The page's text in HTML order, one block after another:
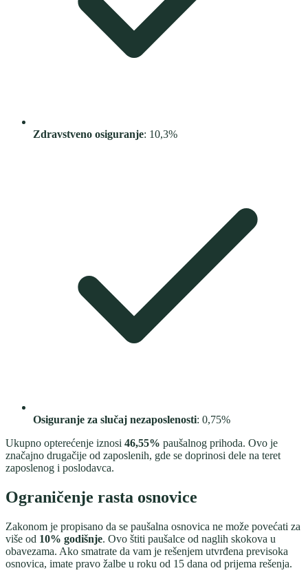
Zdravstveno osiguranje: 10,3%
Osiguranje za slučaj nezaposlenosti: 0,75%
Ukupno opterećenje iznosi 46,55% paušalnog prihoda. Ovo je
značajno drugačije od zaposlenih, gde se doprinosi dele na teret
zaposlenog i poslodavca.
Ograničenje rasta osnovice
Zakonom je propisano da se paušalna osnovica ne može povećati za
više od 10% godišnje. Ovo štiti paušalce od naglih skokova u
obavezama. Ako smatrate da vam je rešenjem utvrđena previsoka
osnovica, imate pravo žalbe u roku od 15 dana od prijema rešenja.